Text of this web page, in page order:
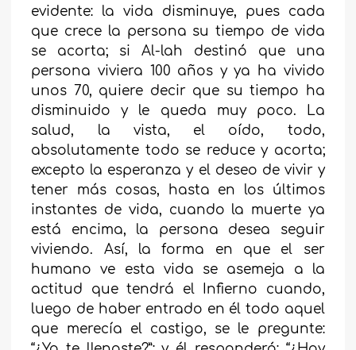
evidente: la vida disminuye, pues cada
que crece la persona su tiempo de vida
se acorta; si Al-lah destinó que una
persona viviera 100 años y ya ha vivido
unos 70, quiere decir que su tiempo ha
disminuido y le queda muy poco. La
salud, la vista, el oído, todo,
absolutamente todo se reduce y acorta;
excepto la esperanza y el deseo de vivir y
tener más cosas, hasta en los últimos
instantes de vida, cuando la muerte ya
está encima, la persona desea seguir
viviendo. Así, la forma en que el ser
humano ve esta vida se asemeja a la
actitud que tendrá el Infierno cuando,
luego de haber entrado en él todo aquel
que merecía el castigo, se le pregunte: